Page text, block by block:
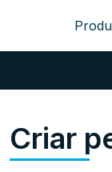
Criar